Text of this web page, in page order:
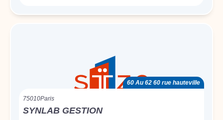
60 Au 62 60 rue hauteville
75010Paris
SYNLAB GESTION